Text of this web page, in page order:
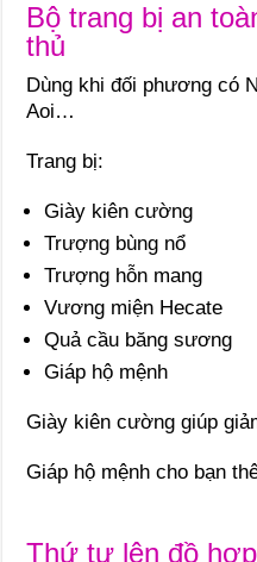
Bộ trang bị an
thủ
Dùng khi đối phương có
Aoi…
Trang bị:
Giày kiên cường
Trượng bùng nổ
Trượng hỗn mang
Vương miện Hecate
Quả cầu băng sương
Giáp hộ mệnh
Giày kiên cường giúp
Giáp hộ mệnh cho bạn
Thứ tự lên đồ